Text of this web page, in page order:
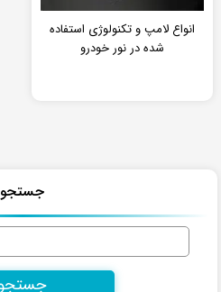
انواع لامپ و تکنولوژی استفاده
شده در نور خودرو
جستجو
جستجو